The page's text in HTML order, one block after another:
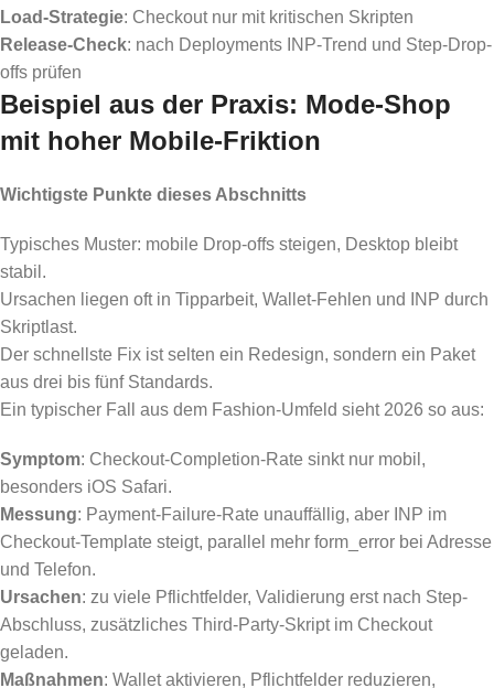
Load-Strategie: Checkout nur mit kritischen Skripten
Release-Check: nach Deployments INP-Trend und Step-Drop-
offs prüfen
Beispiel aus der Praxis: Mode-Shop
mit hoher Mobile-Friktion
Wichtigste Punkte dieses Abschnitts
Typisches Muster: mobile Drop-offs steigen, Desktop bleibt
stabil.
Ursachen liegen oft in Tipparbeit, Wallet-Fehlen und INP durch
Skriptlast.
Der schnellste Fix ist selten ein Redesign, sondern ein Paket
aus drei bis fünf Standards.
Ein typischer Fall aus dem Fashion-Umfeld sieht 2026 so aus:
Symptom: Checkout-Completion-Rate sinkt nur mobil,
besonders iOS Safari.
Messung: Payment-Failure-Rate unauffällig, aber INP im
Checkout-Template steigt, parallel mehr form_error bei Adresse
und Telefon.
Ursachen: zu viele Pflichtfelder, Validierung erst nach Step-
Abschluss, zusätzliches Third-Party-Skript im Checkout
geladen.
Maßnahmen: Wallet aktivieren, Pflichtfelder reduzieren,